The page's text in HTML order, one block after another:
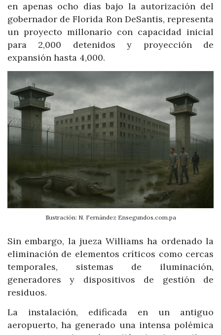
en apenas ocho días bajo la autorización del
gobernador de Florida Ron DeSantis, representa
un proyecto millonario con capacidad inicial
para 2,000 detenidos y proyección de
expansión hasta 4,000.
Ilustración: N. Fernández Ensegundos.com.pa
Sin embargo, la jueza Williams ha ordenado la
eliminación de elementos críticos como cercas
temporales, sistemas de iluminación,
generadores y dispositivos de gestión de
residuos.
La instalación, edificada en un antiguo
aeropuerto, ha generado una intensa polémica